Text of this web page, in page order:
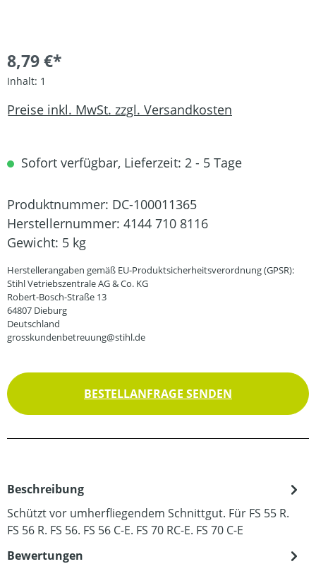
8,79 €*
Inhalt: 1
Preise inkl. MwSt. zzgl. Versandkosten
Sofort verfügbar, Lieferzeit: 2 - 5 Tage
Produktnummer: DC-100011365
Herstellernummer: 4144 710 8116
Gewicht: 5 kg
Herstellerangaben gemäß EU-Produktsicherheitsverordnung (GPSR):
Stihl Vetriebszentrale AG & Co. KG
Robert-Bosch-Straße 13
64807 Dieburg
Deutschland
grosskundenbetreuung@stihl.de
BESTELLANFRAGE SENDEN
Beschreibung
Schützt vor umherfliegendem Schnittgut. Für FS 55 R.
FS 56 R. FS 56. FS 56 C-E. FS 70 RC-E. FS 70 C-E
Bewertungen